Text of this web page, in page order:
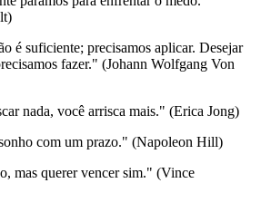
é suficiente; precisamos aplicar. Desejar
fazer." (Johann Wolfgang Von
nada, você arrisca mais." (Erica Jong)
com um prazo." (Napoleon Hill)
mas querer vencer sim." (Vince